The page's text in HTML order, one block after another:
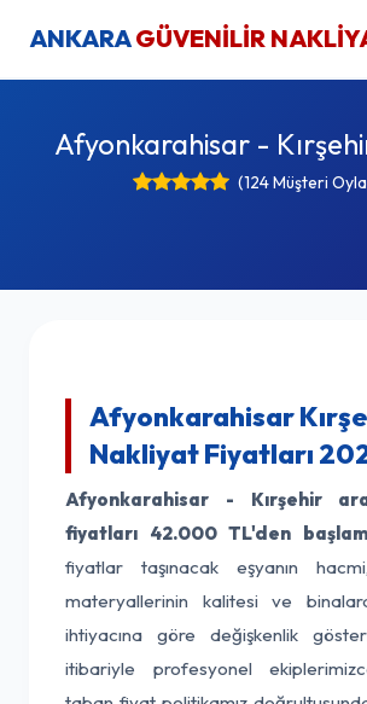
ANKARAGÜVENİLİR
Afyonkarahisar -
(124 Müşteri
Afyonkarahisar
Nakliyat Fiyatları
Afyonkarahisar - Kırşehir
fiyatları 42.000 TL'den
fiyatlar taşınacak eşyanın
materyallerinin kalitesi ve
ihtiyacına göre değişkenlik
itibariyle profesyonel